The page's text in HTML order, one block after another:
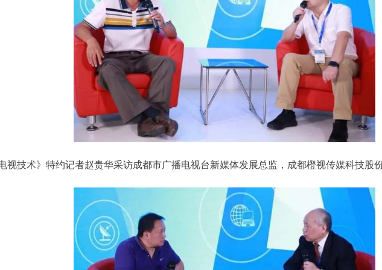
电视技术》特约记者赵贵华采访成都市广播电视台新媒体发展总监，成都橙视传媒科技股